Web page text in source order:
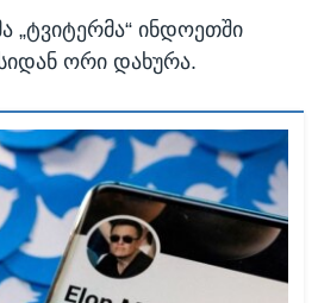
„ტვიტერმა“ ინდოეთში
ორი დახურა.